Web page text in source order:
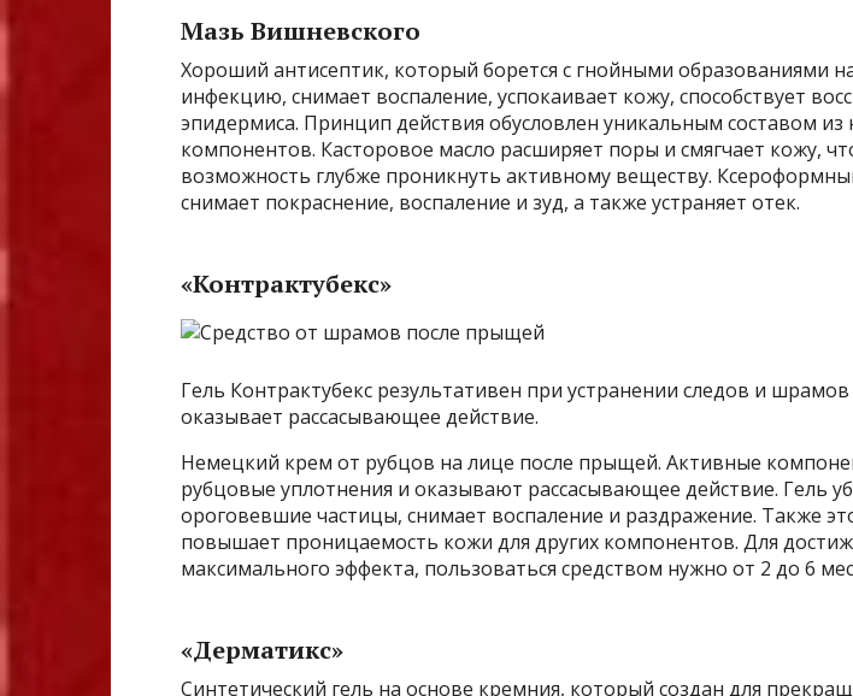
Мазь Вишневского
Хороший антисептик, который борется с гнойными образованиями
инфекцию, снимает воспаление, успокаивает кожу, способствует
эпидермиса. Принцип действия обусловлен уникальным составом из
компонентов. Касторовое масло расширяет поры и смягчает кожу,
возможность глубже проникнуть активному веществу.
снимает покраснение, воспаление и зуд, а также устраняет отек.
«Контрактубекс»
Гель Контрактубекс результативен при устранении следов и шрамов
оказывает рассасывающее действие.
Немецкий крем от рубцов на лице после прыщей. Активные
рубцовые уплотнения и оказывают рассасывающее действие. Гель
ороговевшие частицы, снимает воспаление и раздражение. Также
повышает проницаемость кожи для других компонентов. Для
максимального эффекта, пользоваться средством нужно от 2 до 6
«Дерматикс»
Синтетический гель на основе кремния, который создан для